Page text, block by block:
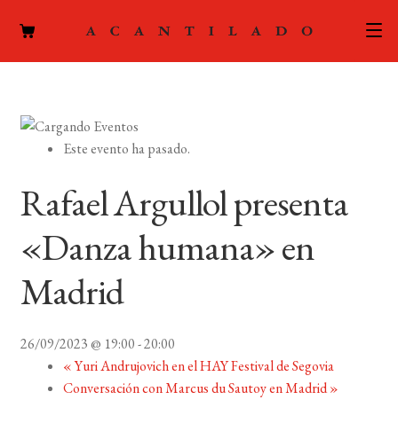
PODCAST
LA EDITORIAL
CONTACTO
MI CUENTA
Este evento ha pasado.
Rafael Argullol presenta
«Danza humana» en
Madrid
26/09/2023 @ 19:00-20:00
«Yuri Andrujovich en el HAY Festival de Segovia
Conversación con Marcus du Sautoy en Madrid»